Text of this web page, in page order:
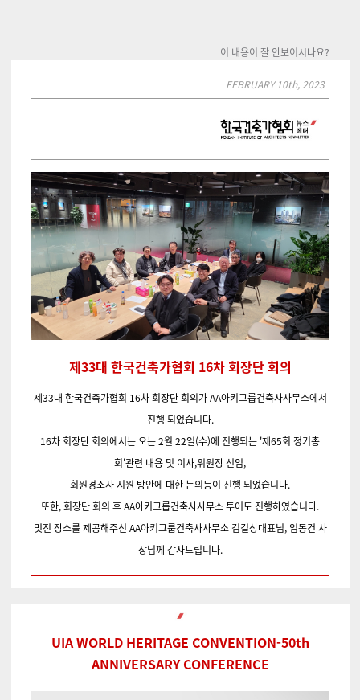
이 내용이 잘 안보이시나요?
FEBRUARY 10th, 2023
제33대 한국건축가협회 16차 회장단 회의
제33대 한국건축가협회 16차 회장단 회의가 AA아키그룹건축사사무소에서
진행 되었습니다.
16차 회장단 회의에서는 오는 2월 22일(수)에 진행되는 '제65회 정기총
회'관련 내용 및 이사,위원장 선임,
회원경조사 지원 방안에 대한 논의등이 진행 되었습니다.
또한, 회장단 회의 후 AA아키그룹건축사사무소 투어도 진행하였습니다.
멋진 장소를 제공해주신 AA아키그룹건축사사무소 김길상대표님, 임동건 사
장님께 감사드립니다.
UIA WORLD HERITAGE CONVENTION-50th
ANNIVERSARY CONFERENCE